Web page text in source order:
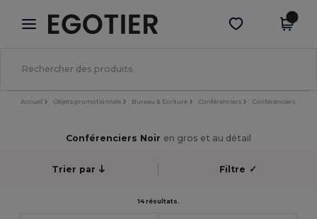
× Appli Egotier
Meilleurs prix sur l’app !
Obtenir l'appli
Accueil Objets promotionnels Bureau & Ecriture Conférenciers Conférenciers
Conférenciers Noir en gros et au détail
Trier par Filtre ✓
14 résultats.